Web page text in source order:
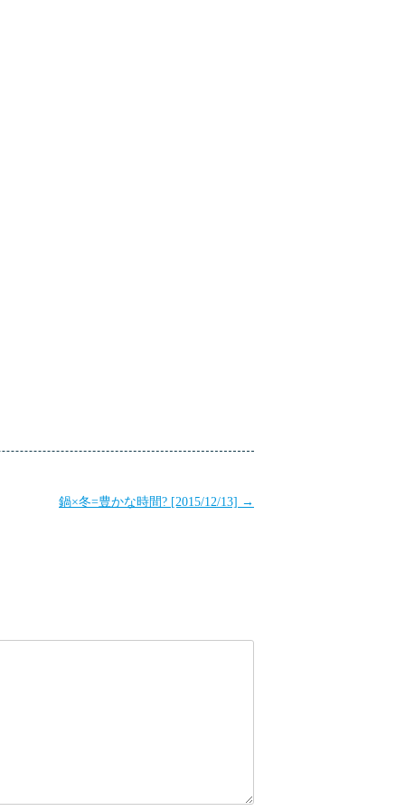
鍋×冬=豊かな時間? [2015/12/13] →